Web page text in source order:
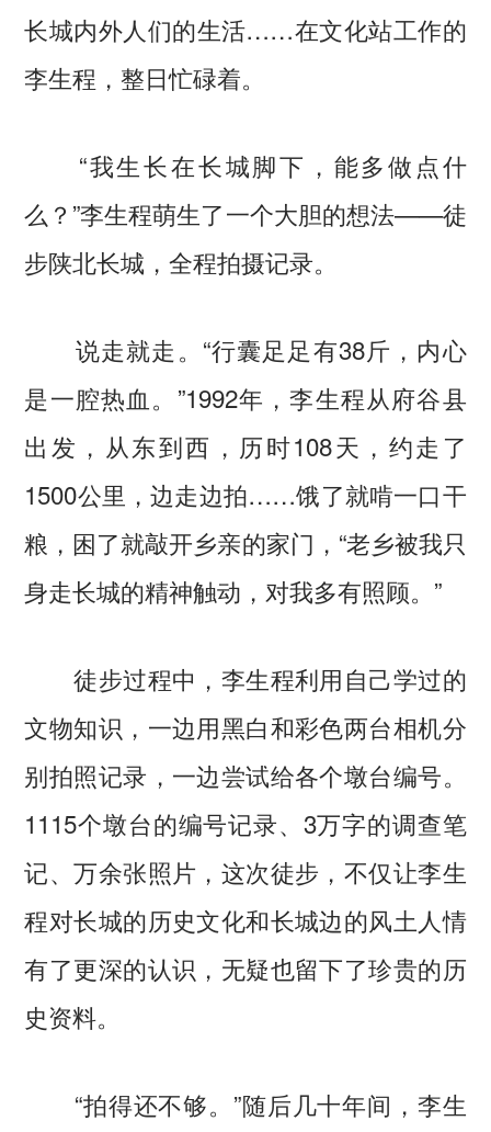
长城内外人们的生活……在文化站工作的
李生程，整日忙碌着。
“我生长在长城脚下，能多做点什
么？”李生程萌生了一个大胆的想法——徒
步陕北长城，全程拍摄记录。
说走就走。“行囊足足有38斤，内心
是一腔热血。”1992年，李生程从府谷县
出发，从东到西，历时108天，约走了
1500公里，边走边拍……饿了就啃一口干
粮，困了就敲开乡亲的家门，“老乡被我只
身走长城的精神触动，对我多有照顾。”
徒步过程中，李生程利用自己学过的
文物知识，一边用黑白和彩色两台相机分
别拍照记录，一边尝试给各个墩台编号。
1115个墩台的编号记录、3万字的调查笔
记、万余张照片，这次徒步，不仅让李生
程对长城的历史文化和长城边的风土人情
有了更深的认识，无疑也留下了珍贵的历
史资料。
“拍得还不够。”随后几十年间，李生